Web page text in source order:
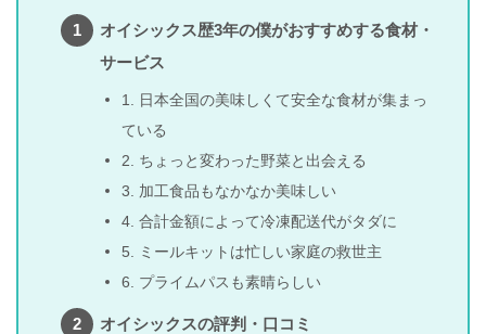
オイシックス歴3年の僕がおすすめする食材・
サービス
1. 日本全国の美味しくて安全な食材が集まっ
ている
2. ちょっと変わった野菜と出会える
3. 加工食品もなかなか美味しい
4. 合計金額によって冷凍配送代がタダに
5. ミールキットは忙しい家庭の救世主
6. プライムパスも素晴らしい
オイシックスの評判・口コミ